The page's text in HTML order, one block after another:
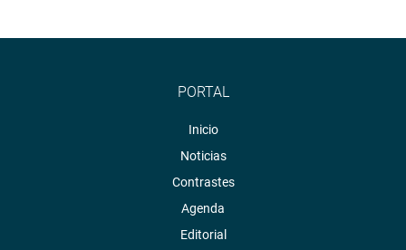
PORTAL
Inicio
Noticias
Contrastes
Agenda
Editorial